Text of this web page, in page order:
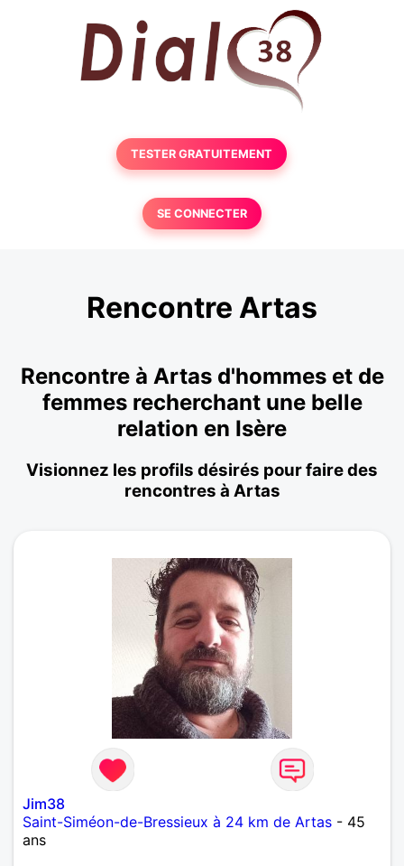
TESTER GRATUITEMENT
SE CONNECTER
Rencontre Artas
Rencontre à Artas d'hommes et de
femmes recherchant une belle
relation en Isère
Visionnez les profils désirés pour faire des
rencontres à Artas
Jim38
Saint-Siméon-de-Bressieux à 24 km de Artas - 45
ans